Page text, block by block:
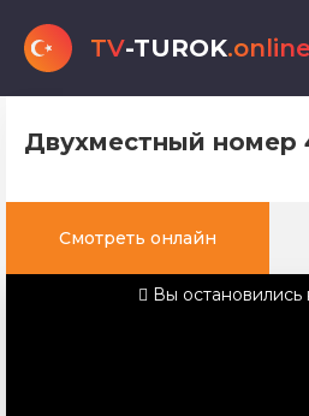
TV-TUROK.online
Двухместный номер
Смотреть онлайн
Вы остановились